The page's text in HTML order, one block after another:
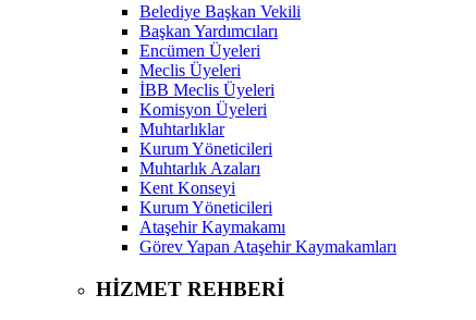
Belediye Başkan Vekili
Başkan Yardımcıları
Encümen Üyeleri
Meclis Üyeleri
İBB Meclis Üyeleri
Komisyon Üyeleri
Muhtarlıklar
Kurum Yöneticileri
Muhtarlık Azaları
Kent Konseyi
Kurum Yöneticileri
Ataşehir Kaymakamı
Görev Yapan Ataşehir Kaymakamları
HİZMET REHBERİ